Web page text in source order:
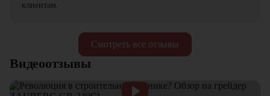
Смотреть все отзывы
клиентам.
Видеоотзывы